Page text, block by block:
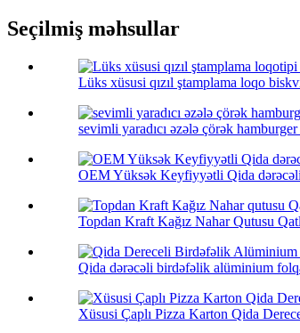
Seçilmiş məhsullar
Lüks xüsusi qızıl ştamplama loqo
sevimli yaradıcı əzələ çörək
OEM Yüksək Keyfiyyətli Qida dərəcəli
Topdan Kraft Kağız Nahar Qutusu
Qida dərəcəli birdəfəlik alüminium
Xüsusi Çaplı Pizza Karton Qida